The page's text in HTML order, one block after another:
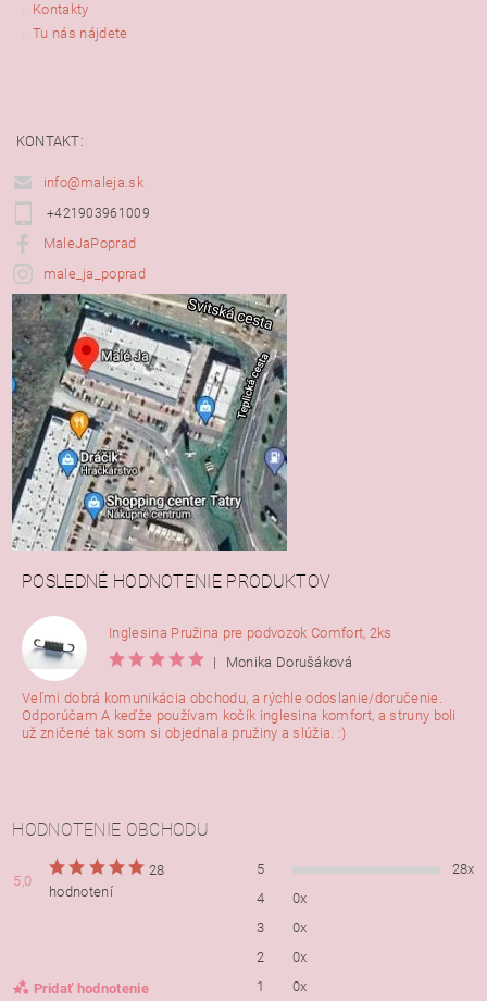
Kontakty
Tu nás nájdete
KONTAKT:
info@maleja.sk
+421903961009
MaleJaPoprad
male_ja_poprad
POSLEDNÉ HODNOTENIE PRODUKTOV
Inglesina Pružina pre podvozok Comfort, 2ks
|
Monika Dorušáková
Veľmi dobrá komunikácia obchodu, a rýchle odoslanie/doručenie.
Odporúčam A keďže používam kočík inglesina komfort, a struny boli
už zničené tak som si objednala pružiny a slúžia. :)
HODNOTENIE OBCHODU
5,0
28
hodnotení
Pridať hodnotenie
5
28x
4
0x
3
0x
2
0x
1
0x